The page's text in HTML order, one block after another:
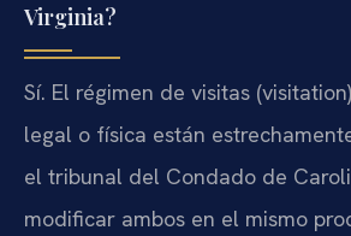
Virginia?
Sí. El régimen de visitas
legal o física están
el tribunal del Condado de
modificar ambos en el mismo